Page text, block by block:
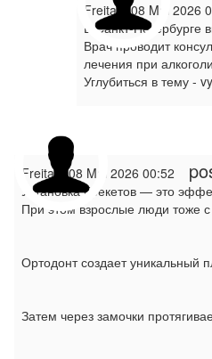
Freitag, 08 Mai 2026
В Санкт-Петербурге
Врач проводит
лечения при
Углубиться в тему -
Freitag, 08 Mai 2026 00:52
Установка брекетов — это
При этом взрослые люди тоже
Ортодонт создает уникальный
Затем через замочки